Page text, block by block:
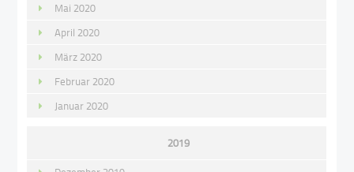
Mai 2020
April 2020
März 2020
Februar 2020
Januar 2020
2019